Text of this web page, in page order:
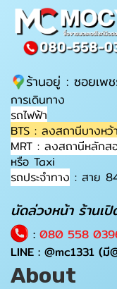
ร้านอยู่ : ซอยเพ
การเดินทาง
รถไฟฟ้า
BTS : ลงสถานีบางหว้า
MRT : ลงสถานีหลักส
หรือ Taxi
รถประจำทาง : สาย
นัดล่วงหน้า ร้านเปิ
: 080 558
LINE : @mc1331 (มี
About